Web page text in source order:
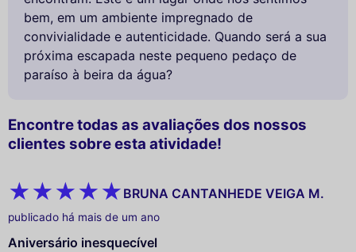
Encontre todas as avaliações dos nossos
clientes sobre esta atividade!
BRUNA CANTANHEDE VEIGA M.
publicado há mais de um ano
Aniversário inesquecível
bem, em um ambiente impregnado de
convivialidade e autenticidade. Quando será a sua
próxima escapada neste pequeno pedaço de
paraíso à beira da água?